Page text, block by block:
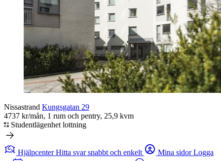
Nissastrand Kungsgatan 29
4737 kr/mån, 1 rum och pentry, 25,9 kvm
Studentlägenhet lottning
Hjälpcenter Hitta svar snabbt och enkelt Mina sidor Logga